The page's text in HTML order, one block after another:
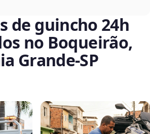
de guincho 24h
no Boqueirão,
Grande‑SP